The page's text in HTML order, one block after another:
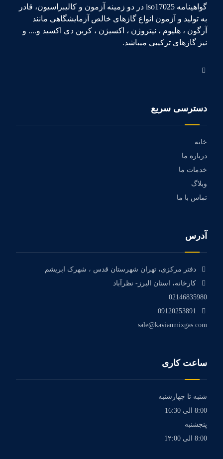
گواهینامه iso17025 در دو زمینه آزمون و کالیبراسیون، قادر
به تولید و آزمون انواع گازهای خالص آزمایشگاهی مانند
آرگون ، هلیوم ، نیتروژن ، اکسیژن ، کربن دی اکسید و.... و
نیز گازهای ترکیبی میباشد.
دسترسی سریع
خانه
درباره ما
خدمات ما
وبلاگ
تماس با ما
آدرس
دفتر مرکزی، تهران شهرستان قدس ، شهرک ابریشم
کارخانه، استان البرز- نظرآباد
02146835980
09120253891
sale@kavianmixgas.com
ساعت کاری
شنبه تا چهارشنبه
8:00 الی 16:30
پنجشنبه
8:00 الی 1۲:00